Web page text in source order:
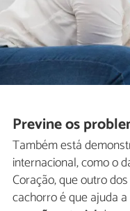
Previne os
Também está
internacional, como o
Coração, que outro
cachorro é que ajuda